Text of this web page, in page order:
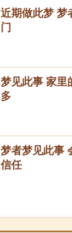
近期做此梦 梦
门
梦见此事 家里
多
梦者梦见此事
信任